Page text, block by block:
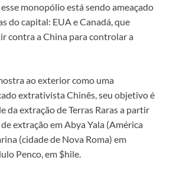
monopólio está sendo ameaçado
do capital: EUA e Canadá, que
contra a China para controlar a
ao exterior como uma
extrativista Chinês, seu objetivo é
da extração de Terras Raras a partir
extração em Abya Yala (América
(cidade de Nova Roma) em
Penco, em $hile.